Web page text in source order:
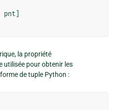
pnt
la propriété
utilisée pour obtenir les
de tuple Python :